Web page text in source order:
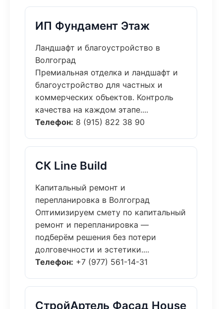
ИП Фундамент Этаж
Ландшафт и благоустройство в
Волгоград
Премиальная отделка и ландшафт и
благоустройство для частных и
коммерческих объектов. Контроль
качества на каждом этапе....
Телефон: 8 (915) 822 38 90
СК Line Build
Капитальный ремонт и
перепланировка в Волгоград
Оптимизируем смету по капитальный
ремонт и перепланировка —
подберём решения без потери
долговечности и эстетики....
Телефон: +7 (977) 561-14-31
СтройАртель Фасад House